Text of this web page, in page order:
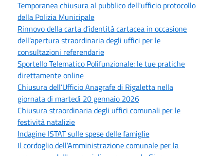
Temporanea chiusura al pubblico dell'ufficio protocollo
della Polizia Municipale
Rinnovo della carta d’identità cartacea in occasione
dell’apertura straordinaria degli uffici per le
consultazioni referendarie
Sportello Telematico Polifunzionale: le tue pratiche
direttamente online
Chiusura dell’Ufficio Anagrafe di Rigaletta nella
giornata di martedì 20 gennaio 2026
Chiusura straordinaria degli uffici comunali per le
festività natalizie
Indagine ISTAT sulle spese delle famiglie
Il cordoglio dell’Amministrazione comunale per la